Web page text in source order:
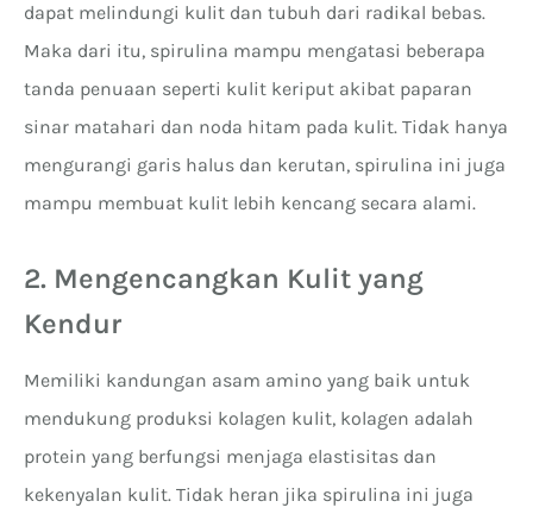
dapat melindungi kulit dan tubuh dari radikal bebas.
Maka dari itu, spirulina mampu mengatasi beberapa
tanda penuaan seperti kulit keriput akibat paparan
sinar matahari dan noda hitam pada kulit. Tidak hanya
mengurangi garis halus dan kerutan, spirulina ini juga
mampu membuat kulit lebih kencang secara alami.
2. Mengencangkan Kulit yang
Kendur
Memiliki kandungan asam amino yang baik untuk
mendukung produksi kolagen kulit, kolagen adalah
protein yang berfungsi menjaga elastisitas dan
kekenyalan kulit. Tidak heran jika spirulina ini juga